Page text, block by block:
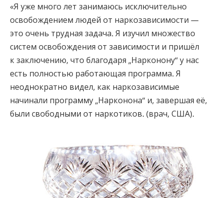
«Я уже много лет занимаюсь исключительно
освобождением людей от наркозависимости —
это очень трудная задача. Я изучил множество
систем освобождения от зависимости и пришёл
к заключению, что благодаря „Нарконону“ у нас
есть полностью работающая программа. Я
неоднократно видел, как наркозависимые
начинали программу „Нарконона“ и, завершая её,
были свободными от наркотиков. (врач, США).